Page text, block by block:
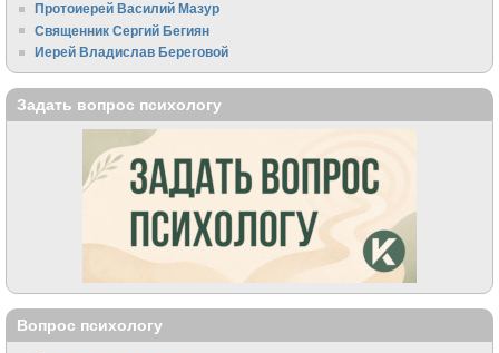
Протоиерей Василий Мазур
Священник Сергий Бегиян
Иерей Владислав Береговой
Задать вопрос психологу
Вопрос психологу